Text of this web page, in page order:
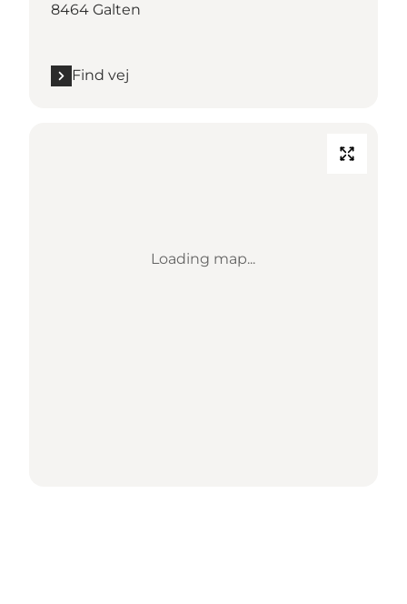
8464 Galten
Find vej
Loading map...